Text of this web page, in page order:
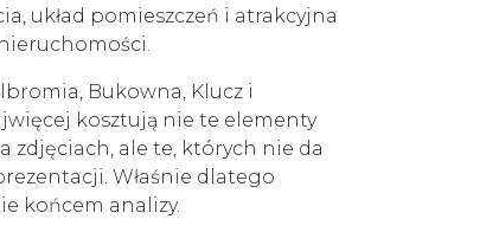
układ pomieszczeń i atrakcyjna
Bukowna, Klucz i
kosztują nie te elementy
zdjęciach, ale te, których nie da
Właśnie dlatego
końcem analizy.